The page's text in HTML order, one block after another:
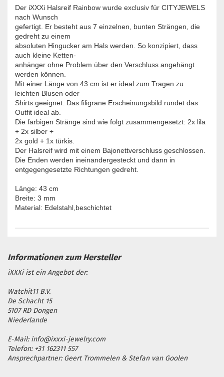
Der iXXXi Halsreif Rainbow wurde exclusiv für CITYJEWELS
nach Wunsch
gefertigt. Er besteht aus 7 einzelnen, bunten Strängen, die
gedreht zu einem
absoluten Hingucker am Hals werden. So konzipiert, dass
auch kleine Ketten-
anhänger ohne Problem über den Verschluss angehängt
werden können.
Mit einer Länge von 43 cm ist er ideal zum Tragen zu
leichten Blusen oder
Shirts geeignet. Das filigrane Erscheinungsbild rundet das
Outfit ideal ab.
Die farbigen Stränge sind wie folgt ​zusammengesetzt: 2x lila
+ 2x silber +
2x gold + 1x türkis.
Der Halsreif wird mit einem Bajonettverschluss geschlossen.
Die Enden werden ineinandergesteckt und dann in
entgegengesetzte Richtungen gedreht.
Länge: 43 cm
Breite: 3 mm
Material: Edelstahl,beschichtet
iXXXi ist ein Angebot der:
Watchit11 B.V.
De Schacht 15
5107 RD Dongen
Niederlande
E-Mail: info@ixxxi-jewelry.com
Telefon: +31 162311 557
Ansprechpartner: Geert Trommelen & Stefan van Goolen